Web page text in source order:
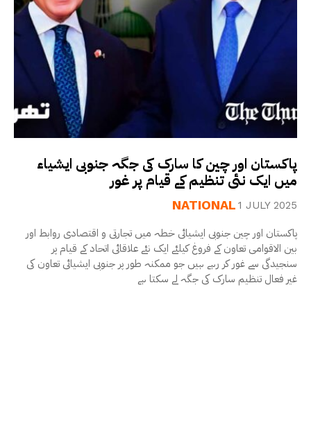
پاکستان اور چین کا سارک کی جگہ جنوبی ایشیاء
میں ایک نئی تنظیم کے قیام پر غور
NATIONAL 1 JULY 2025
پاکستان اور چین جنوبی ایشیائی خطہ میں تجارتی و اقتصادی روابط اور
بین الاقوامی تعاون کے فروغ کیلئے ایک نئے علاقائی اتحاد کے قیام پر
سنجیدگی سے غور کر رہے ہیں جو ممکنہ طور پر جنوبی ایشیائی تعاون کی
غیر فعال تنظیم سارک کی جگہ لے سکتا ہے